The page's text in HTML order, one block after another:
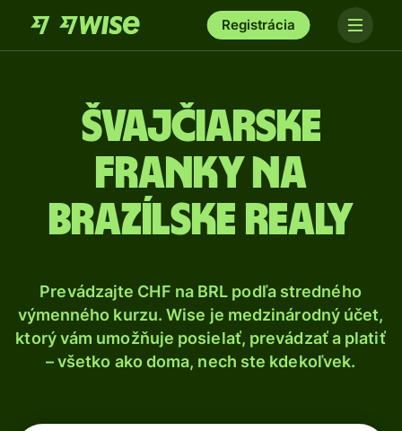
Registrácia
Švajčiarske
franky na
brazílske realy
Prevádzajte CHF na BRL podľa stredného
výmenného kurzu. Wise je medzinárodný účet,
ktorý vám umožňuje posielať, prevádzať a platiť
– všetko ako doma, nech ste kdekoľvek.